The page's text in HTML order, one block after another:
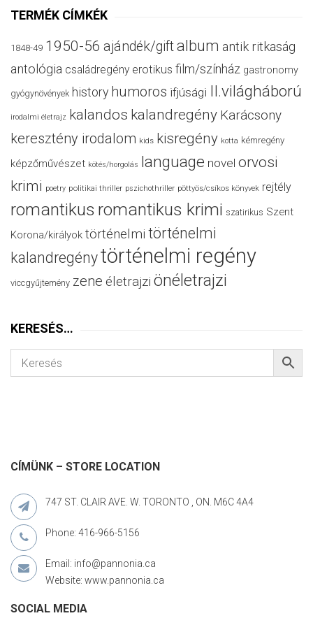
TERMÉK CÍMKÉK
1848-49 1950-56 ajándék/giftalbum antik ritkaság
antológia családregény erotikus film/színház gastronomy
gyógynövények history humoros ifjúsági II.világháború
irodalmi életrajz kalandos kalandregény Karácsony
keresztény irodalom kids kisregény kotta kémregény
képzőművészet kötés/horgolás language novel orvosi
krimi poetry politikai thriller pszichothriller pöttyös/csíkos könyvek rejtély
romantikus romantikus krimi szatirikus Szent
Korona/királyok történelmi történelmi
kalandregénytörténelmi regény
viccgyűjtemény zene életrajzi önéletrajzi
KERESÉS…
CÍMÜNK – STORE LOCATION
747 ST. CLAIR AVE. W. TORONTO , ON. M6C 4A4
Phone: 416-966-5156
Email: info@pannonia.ca
Website: www.pannonia.ca
SOCIAL MEDIA